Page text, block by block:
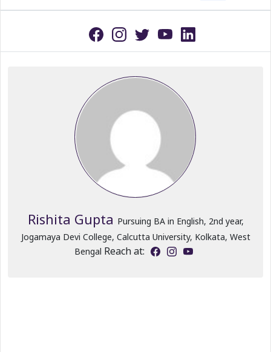
Rishita Gupta Pursuing BA in English, 2nd year,
Jogamaya Devi College, Calcutta University, Kolkata, West
Bengal Reach at: